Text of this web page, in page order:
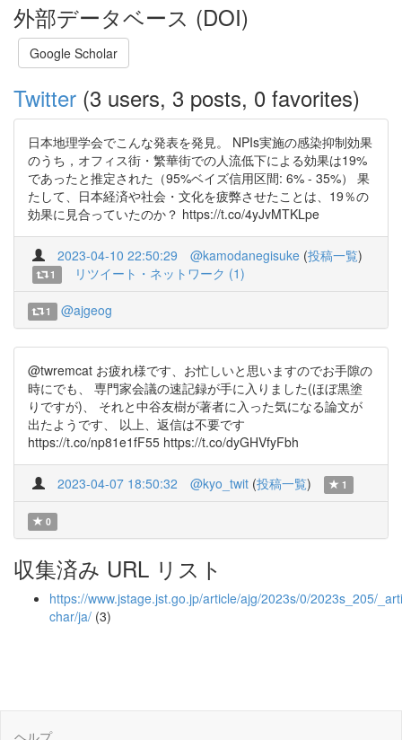
外部データベース (DOI)
Google Scholar
Twitter (3 users, 3 posts, 0 favorites)
日本地理学会でこんな発表を発見。 NPIs実施の感染抑制効果
のうち，オフィス街・繁華街での人流低下による効果は19%
であったと推定された（95%ベイズ信用区間: 6% - 35%） 果
たして、日本経済や社会・文化を疲弊させたことは、19％の
効果に見合っていたのか？ https://t.co/4yJvMTKLpe
2023-04-10 22:50:29 @kamodanegisuke (投稿一覧)
1 リツイート・ネットワーク (1)
1 @ajgeog
@twremcat お疲れ様です、お忙しいと思いますのでお手隙の
時にでも、 専門家会議の速記録が手に入りました(ほぼ黒塗
りですが)、 それと中谷友樹が著者に入った気になる論文が
出たようです、 以上、返信は不要です
https://t.co/np81e1fF55 https://t.co/dyGHVfyFbh
2023-04-07 18:50:32 @kyo_twit (投稿一覧) 1
0
収集済み URL リスト
https://www.jstage.jst.go.jp/article/ajg/2023s/0/2023s_205/
char/ja/ (3)
ヘルプ